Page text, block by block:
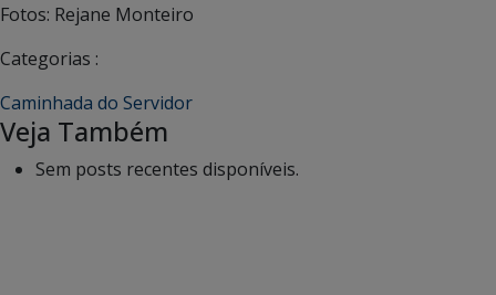
Fotos: Rejane Monteiro
Categorias :
Caminhada do Servidor
Veja Também
Sem posts recentes disponíveis.